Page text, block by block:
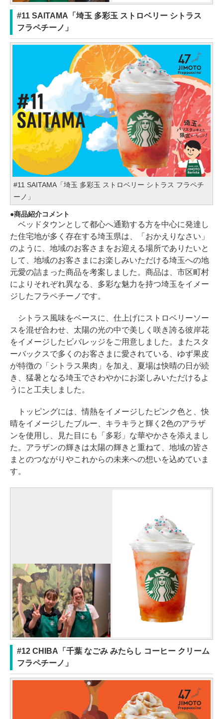
#11 SAITAMA「埼玉 多彩玉 ストロベリー シトラス
フラペチーノ」
#11 SAITAMA「埼玉 多彩玉 ストロベリー シトラス フラペチ
ーノ」
商品紹介コメント
ベッドタウンとして都心へ通勤する方を中心に発達し
た住宅地が多く存在する埼玉県は、「おかえりなさい」
のように、地域のお客さまをお迎える場所でありたいと
して、地域のお客さまにお楽しみいただける埼玉への地
元愛の詰まった商品を考案しました。商品は、市区町村
によりそれぞれ異なる、多彩な魅力を持つ埼玉をイメー
ジしたフラペチーノです。
シトラス風味をベースに、仕上げにストロベリーソー
スを混ぜ合わせ、太陽の光の中で美しく咲き誇る彼岸花
をイメージしたビバレッジをご用意しました。またスタ
ーバックスで多くのお客さまに愛されている、ゆず果皮
が特徴の「シトラス果肉」を加え、夏場は快晴の日が続
き、猛暑となる埼玉でさわやかにお楽しみいただけるよ
うにと工夫しました。
トッピングには、情熱をイメージしたピンク色と、快
晴をイメージしたブルー、キラキラと輝く2色のアラザ
ンを使用し、見た目にも「多彩」な華やかさを添えまし
た。アラザンの輝きは太陽の輝きと重ねて、地域の皆さ
まとのつながりやこれからの未来への想いを込めていま
す。
#12 CHIBA「千葉 なごみ みたらし コーヒー クリーム
フラペチーノ」